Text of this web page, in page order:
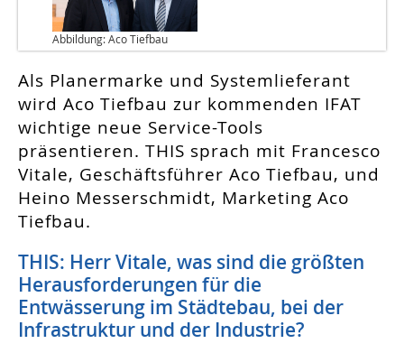
Abbildung: Aco Tiefbau
Als Planermarke und Systemlieferant
wird Aco Tiefbau zur kommenden IFAT
wichtige neue Service-Tools
präsentieren. THIS sprach mit Francesco
Vitale, Geschäftsführer Aco Tiefbau, und
Heino Messerschmidt, Marketing Aco
Tiefbau.
THIS: Herr Vitale, was sind die größten
Herausforderungen für die
Entwässerung im Städtebau, bei der
Infrastruktur und der Industrie?